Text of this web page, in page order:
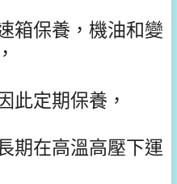
箱保養，機油和變
此定期保養，
期在高溫高壓下運